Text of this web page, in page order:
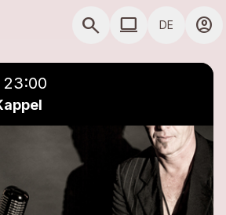
search COMPUTER
computer DE account_circle
23:00
hinzufügen close